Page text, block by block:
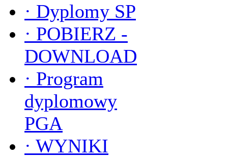
· Dyplomy SP
· POBIERZ -
DOWNLOAD
· Program
dyplomowy
PGA
· WYNIKI